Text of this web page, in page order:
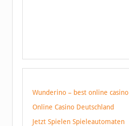
Wunderino – best online casino
Online Casino Deutschland
Jetzt Spielen Spieleautomaten